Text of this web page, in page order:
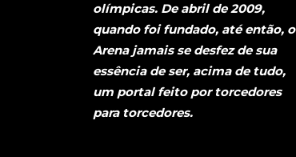
olímpicas. De abril de 2009,
quando foi fundado, até então, o
Arena jamais se desfez de sua
essência de ser, acima de tudo,
um portal feito por torcedores
para torcedores.